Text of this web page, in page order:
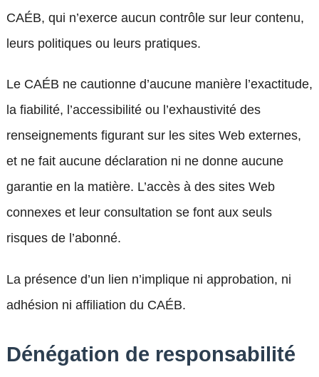
CAÉB, qui n’exerce aucun contrôle sur leur contenu,
leurs politiques ou leurs pratiques.
Le CAÉB ne cautionne d’aucune manière l’exactitude,
la fiabilité, l’accessibilité ou l’exhaustivité des
renseignements figurant sur les sites Web externes,
et ne fait aucune déclaration ni ne donne aucune
garantie en la matière. L’accès à des sites Web
connexes et leur consultation se font aux seuls
risques de l’abonné.
La présence d’un lien n’implique ni approbation, ni
adhésion ni affiliation du CAÉB.
Dénégation de responsabilité